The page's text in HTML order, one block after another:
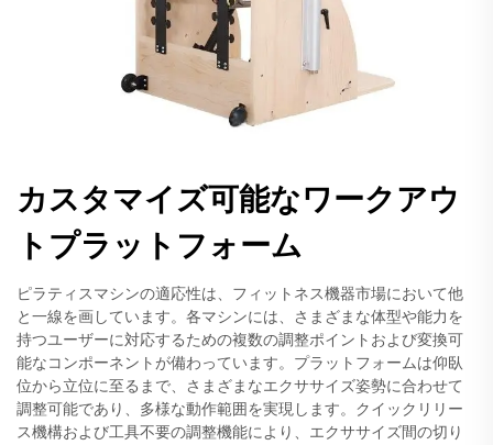
カスタマイズ可能なワークアウ
トプラットフォーム
ピラティスマシンの適応性は、フィットネス機器市場において他
と一線を画しています。各マシンには、さまざまな体型や能力を
持つユーザーに対応するための複数の調整ポイントおよび変換可
能なコンポーネントが備わっています。プラットフォームは仰臥
位から立位に至るまで、さまざまなエクササイズ姿勢に合わせて
調整可能であり、多様な動作範囲を実現します。クイックリリー
ス機構および工具不要の調整機能により、エクササイズ間の切り